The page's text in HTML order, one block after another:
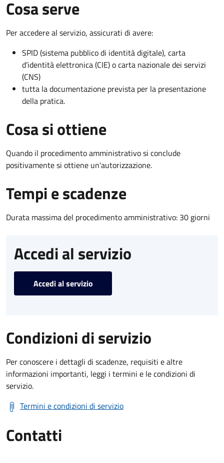
Cosa serve
Per accedere al servizio, assicurati di avere:
SPID (sistema pubblico di identità digitale), carta
d’identità elettronica (CIE) o carta nazionale dei servizi
(CNS)
tutta la documentazione prevista per la presentazione
della pratica.
Cosa si ottiene
Quando il procedimento amministrativo si conclude
positivamente si ottiene un'autorizzazione.
Tempi e scadenze
Durata massima del procedimento amministrativo: 30 giorni
Accedi al servizio
Accedi al servizio
Condizioni di servizio
Per conoscere i dettagli di scadenze, requisiti e altre
informazioni importanti, leggi i termini e le condizioni di
servizio.
Termini e condizioni di servizio
Contatti